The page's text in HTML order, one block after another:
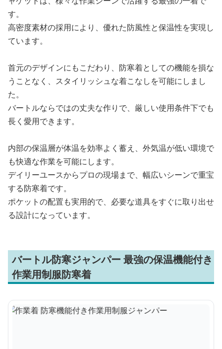
す。
高密度素材の採用により、優れた防風性と保温性を実現し
ています。
首元のデザインにもこだわり、防寒着としての機能を損な
うことなく、スタイリッシュな着こなしを可能にしまし
た。
バートルならではの丈夫な作りで、厳しい使用条件下でも
長く愛用できます。
内部の保温層が体温を効率よく蓄え、外気温が低い環境で
も快適な作業を可能にします。
デイリーユースからプロの現場まで、幅広いシーンで重宝
する防寒着です。
ポケットの配置も実用的で、必要な道具をすぐに取り出せ
る設計になっています。
バートル防寒ジャンパー 最強の保温機能付き
作業用制服防寒着